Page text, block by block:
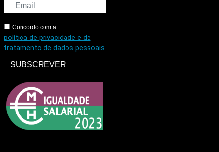
Concordo com a
política de privacidade e de
tratamento de dados pessoais
SUBSCREVER